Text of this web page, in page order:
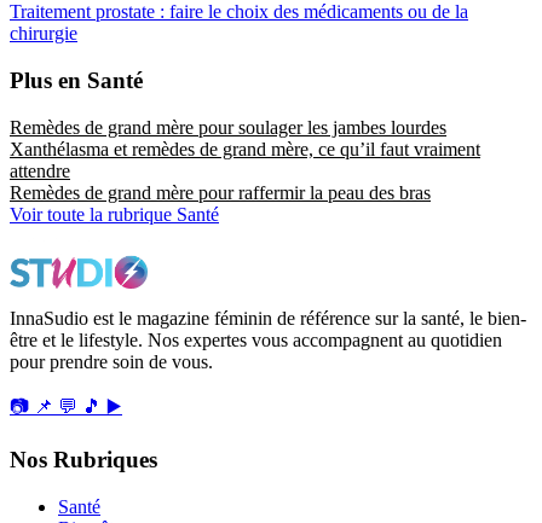
Traitement prostate : faire le choix des médicaments ou de la
chirurgie
Plus en Santé
Remèdes de grand mère pour soulager les jambes lourdes
Xanthélasma et remèdes de grand mère, ce qu’il faut vraiment
attendre
Remèdes de grand mère pour raffermir la peau des bras
Voir toute la rubrique Santé
InnaSudio est le magazine féminin de référence sur la santé, le bien-
être et le lifestyle. Nos expertes vous accompagnent au quotidien
pour prendre soin de vous.
📷 📌 💬 🎵 ▶️
Nos Rubriques
Santé